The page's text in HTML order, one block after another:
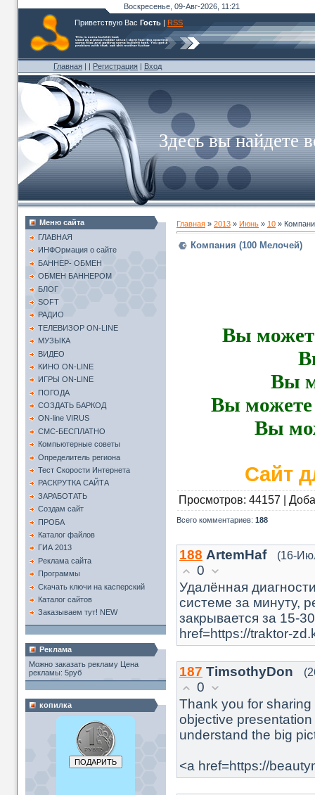
Воскресенье, 09-Авг-2026, 11:21
Приветствую Вас Гость | RSS
Главная | | Регистрация | Вход
Здесь вы найдете
Меню сайта
ГЛАВНАЯ
ИНФОрмация о сайте
БАННЕР- ОБМЕН
ОБМЕН БАННЕРОМ
БЛОГ
SOFT
РАДИО
ТЕЛЕВИЗОР ON-LINE
МУЗЫКА
ВИДЕО
КИНО ON-LINE
ИГРЫ ON-LINE
ПОГОДА
СОЗДАТЬ БАРКОД
ON-line VIRUS
СМС-БЕСПЛАТНО
Компьютерные советы
Определитель региона
Тест Скорости Интернета
РАСКРУТКА САЙТА
ЗАРАБОТАТЬ
Создам сайт
ПРОБА
Каталог файлов
ГИА 2013
Реклама сайта
Программы
Скачать ключи на касперский
Каталог сайтов
Заказываем тут! NEW
Реклама
Можно заказать рекламу Цена
рекламы: 5руб
копилка
Главная » 2013 » Июнь » 10 »
Компания (100 Мелочей)
Вы
Вы
Вы можете
Вы
Сайт
Просмотров: 44157 |
Всего комментариев: 188
188 ArtemHaf (16-
0
Удалённая
системе за минуту,
закрывается за 15-
href=https://traktor-
187 TimsothyDon
0
Thank you for
objective
understand the big
<a href=https://